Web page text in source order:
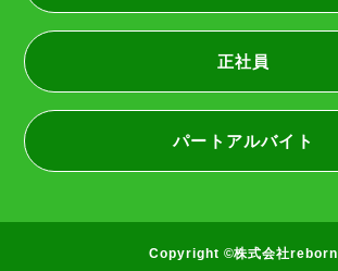
正社員
パートアルバイト
Copyright ©株式会社reborn